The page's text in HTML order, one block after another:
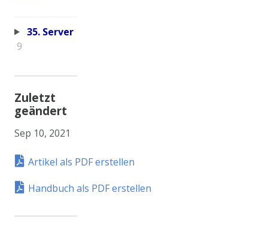
35. Server
9
Zuletzt
geändert
Sep 10, 2021
Artikel als PDF erstellen
Handbuch als PDF erstellen